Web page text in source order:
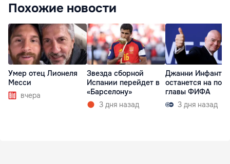
Похожие новости
Умер отец Лионеля
Месси
вчера
Звезда сборной
Испании перейдет в
«Барселону»
3 дня назад
Джанни
останется на
главы ФИФА
3 дня назад